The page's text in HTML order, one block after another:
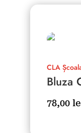
CLA
Bluza
78,00